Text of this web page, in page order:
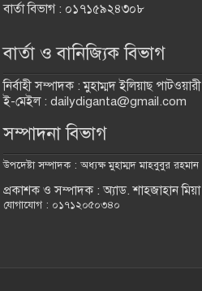
বার্তা বিভাগ : ০১৭১৫৯২৪৩০৮
বার্তা ও বানিজ্যিক বিভাগ
নির্বাহী সম্পাদক : মুহাম্মদ ইলিয়াছ পাটওয়ারী
ই-মেইল : dailydiganta@gmail.com
সম্পাদনা বিভাগ
উপদেষ্টা সম্পাদক : অধ্যক্ষ মুহাম্মদ মাহবুবুর রহমান
প্রকাশক ও সম্পাদক : অ্যাড. শাহজাহান মিয়া
যোগাযোগ : ০১৭১২০৫০৩৪০